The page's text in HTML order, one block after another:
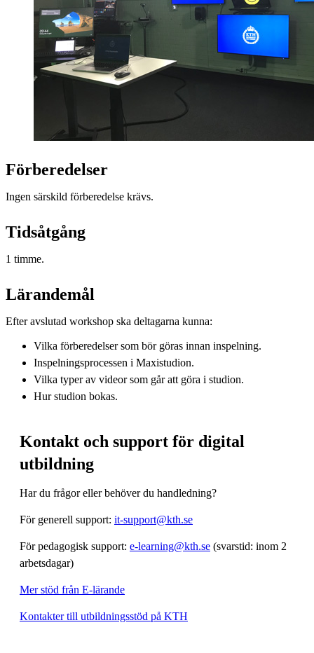
Förberedelser
Ingen särskild förberedelse krävs.
Tidsåtgång
1 timme.
Lärandemål
Efter avslutad workshop ska deltagarna kunna:
Vilka förberedelser som bör göras innan inspelning.
Inspelningsprocessen i Maxistudion.
Vilka typer av videor som går att göra i studion.
Hur studion bokas.
Kontakt och support för digital
utbildning
Har du frågor eller behöver du handledning?
För generell support: it-support@kth.se
För pedagogisk support: e-learning@kth.se (svarstid: inom 2
arbetsdagar)
Mer stöd från E-lärande
Kontakter till utbildningsstöd på KTH